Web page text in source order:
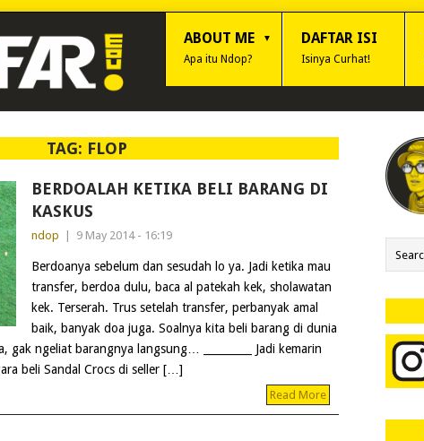
ABOUT ME
Apa itu Ndop?
DAFTAR ISI
Isinya Curhat!
TAG: FLOP
BERDOALAH KETIKA BELI BARANG DI
KASKUS
ndop 9 May 2014 - 16:19
Berdoanya sebelum dan sesudah lo ya. Jadi ketika mau
transfer, berdoa dulu, baca al patekah kek, sholawatan
kek. Terserah. Trus setelah transfer, perbanyak amal
baik, banyak doa juga. Soalnya kita beli barang di dunia
gak ngeliat barangnya langsung… _________ Jadi kemarin
beli Sandal Crocs di seller […]
Read More